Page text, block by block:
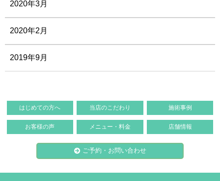
2020年3月
2020年2月
2019年9月
はじめての方へ 当店のこだわり 施術事例
お客様の声 メニュー・料金 店舗情報
ご予約・お問い合わせ